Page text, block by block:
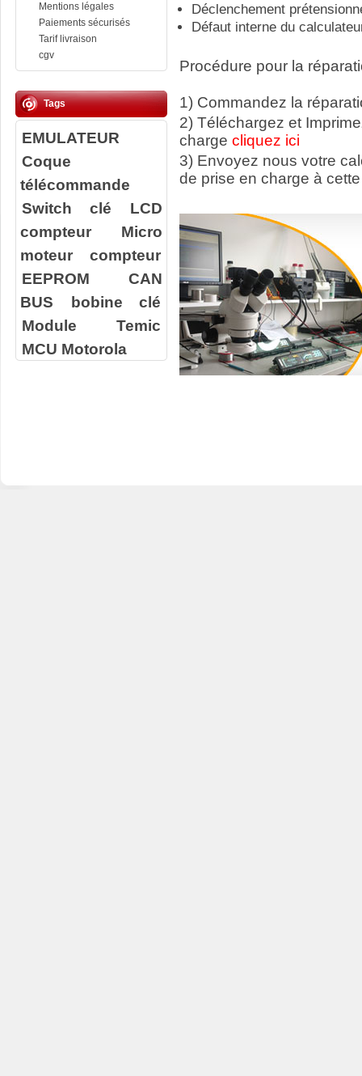
Mentions légales
Paiements sécurisés
Tarif livraison
cgv
Tags
EMULATEUR
Coque
télécommande
Switch clé
LCD
compteur
Micro
moteur compteur
EEPROM
CAN
BUS
bobine clé
Module Temic
MCU Motorola
Déclenchement
Défaut interne du
Procédure pour la
1) Commandez la
2) Téléchargez et
charge cliquez ici
3) Envoyez nous votre
de prise en charge à